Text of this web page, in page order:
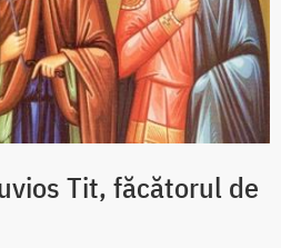
Tit, făcătorul de